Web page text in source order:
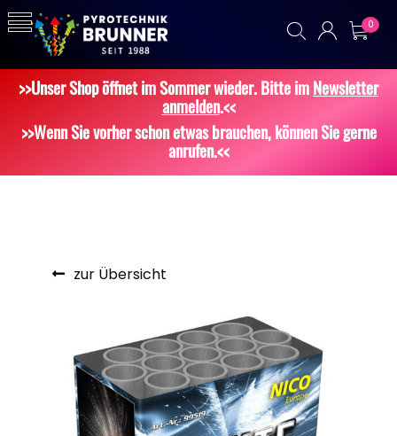
0
>>Unser Shop öffnet im Sommer wieder. Bitte imNewsletter
anmelden.<<
>>Wenn Sie vorher schon etwas brauchen, können Sie gerne
anrufen.<<
zur Übersicht